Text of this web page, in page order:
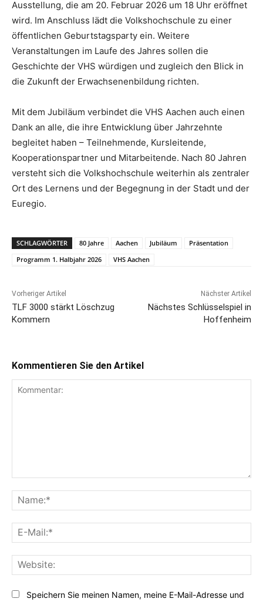
Ausstellung, die am 20. Februar 2026 um 18 Uhr eröffnet
wird. Im Anschluss lädt die Volkshochschule zu einer
öffentlichen Geburtstagsparty ein. Weitere
Veranstaltungen im Laufe des Jahres sollen die
Geschichte der VHS würdigen und zugleich den Blick in
die Zukunft der Erwachsenenbildung richten.
Mit dem Jubiläum verbindet die VHS Aachen auch einen
Dank an alle, die ihre Entwicklung über Jahrzehnte
begleitet haben – Teilnehmende, Kursleitende,
Kooperationspartner und Mitarbeitende. Nach 80 Jahren
versteht sich die Volkshochschule weiterhin als zentraler
Ort des Lernens und der Begegnung in der Stadt und der
Euregio.
SCHLAGWÖRTER 80 Jahre Aachen Jubiläum
Präsentation
Programm 1. Halbjahr 2026
VHS Aachen
Vorheriger Artikel
TLF 3000 stärkt Löschzug
Kommern
Nächster Artikel
Nächstes Schlüsselspiel in
Hoffenheim
Kommentieren Sie den Artikel
Speichern Sie meinen Namen, meine E-Mail-Adresse und